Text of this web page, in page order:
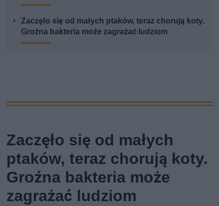
Zaczęło się od małych ptaków, teraz chorują koty.
Groźna bakteria może zagrażać ludziom
Zaczęło się od małych
ptaków, teraz chorują koty.
Groźna bakteria może
zagrażać ludziom